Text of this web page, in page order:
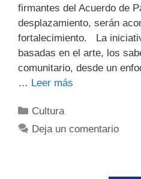
firmantes del Acuerdo de
desplazamiento, serán
fortalecimiento. La
basadas en el arte, los
comunitario, desde un
… Leer más
Cultura
Deja un comentario